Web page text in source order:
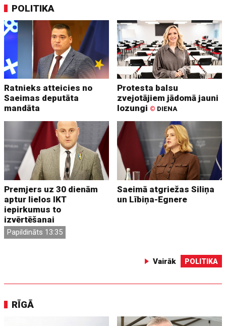
POLITIKA
Ratnieks atteicies no
Saeimas deputāta
mandāta
Protesta balsu
zvejotājiem jādomā jauni
lozungi © DIENA
Premjers uz 30 dienām
aptur lielos IKT
iepirkumus to
izvērtēšanai
Papildināts 13:35
Saeimā atgriežas Siliņa
un Lībiņa-Egnere
Vairāk POLITIKA
RĪGĀ